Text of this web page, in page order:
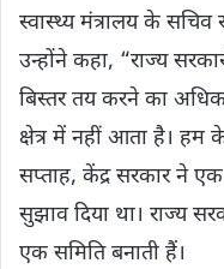
स्वास्थ्य मंत्रालय के
उन्होंने कहा, “राज्य
बिस्तर तय करने का
क्षेत्र में नहीं आता है।
सप्ताह, केंद्र सरकार ने
सुझाव दिया था। राज्य
एक समिति बनाती हैं।